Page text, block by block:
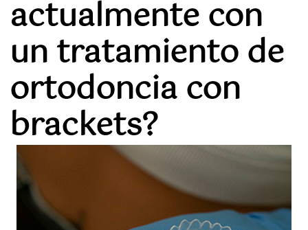
actualmente con
un tratamiento de
ortodoncia con
brackets?